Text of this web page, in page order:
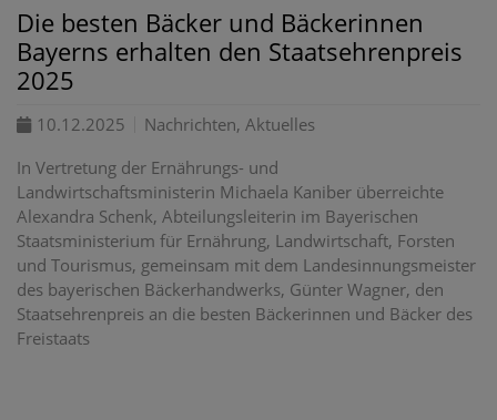
Die besten Bäcker und Bäckerinnen
Bayerns erhalten den Staatsehrenpreis
2025
10.12.2025
Nachrichten, Aktuelles
In Vertretung der Ernährungs- und
Landwirtschaftsministerin Michaela Kaniber überreichte
Alexandra Schenk, Abteilungsleiterin im Bayerischen
Staatsministerium für Ernährung, Landwirtschaft, Forsten
und Tourismus, gemeinsam mit dem Landesinnungsmeister
des bayerischen Bäckerhandwerks, Günter Wagner, den
Staatsehrenpreis an die besten Bäckerinnen und Bäcker des
Freistaats